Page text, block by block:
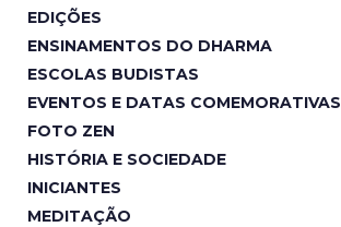
EDIÇÕES
ENSINAMENTOS DO DHARMA
ESCOLAS BUDISTAS
EVENTOS E DATAS COMEMORATIVAS
FOTO ZEN
HISTÓRIA E SOCIEDADE
INICIANTES
MEDITAÇÃO